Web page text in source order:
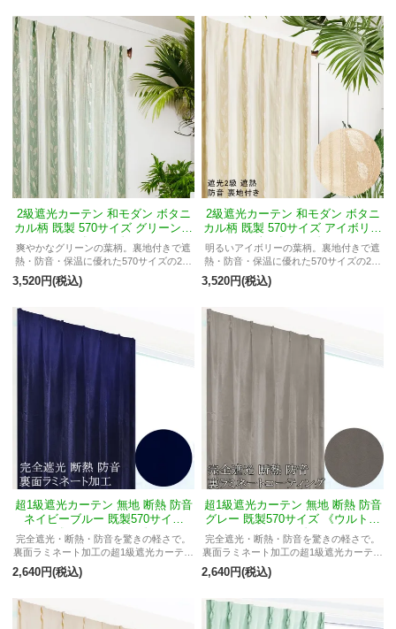
2級遮光カーテン 和モダン ボタニ
カル柄 既製 570サイズ グリーン色
《リーフ》
爽やかなグリーンの葉柄。裏地付きで遮
熱・防音・保温に優れた570サイズの2級
遮光カーテン。
3,520円(税込)
2級遮光カーテン 和モダン ボタニ
カル柄 既製 570サイズ アイボリー
色 《リーフ》
明るいアイボリーの葉柄。裏地付きで遮
熱・防音・保温に優れた570サイズの2級
遮光カーテン。
3,520円(税込)
超1級遮光カーテン 無地 断熱 防音
ネイビーブルー 既製570サイズ
《ウルトラライト》
完全遮光・断熱・防音を驚きの軽さで。
裏面ラミネート加工の超1級遮光カーテン
「ウルトラライト」。
2,640円(税込)
超1級遮光カーテン 無地 断熱 防音
グレー 既製570サイズ 《ウルトラ
ライト》
完全遮光・断熱・防音を驚きの軽さで。
裏面ラミネート加工の超1級遮光カーテン
「ウルトラライト」。
2,640円(税込)